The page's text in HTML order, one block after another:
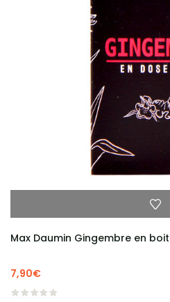
Max Daumin Gingembre en
7,90€